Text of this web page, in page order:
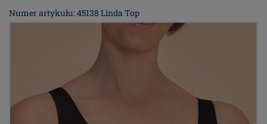
Numer artykułu: 45138 Linda Top